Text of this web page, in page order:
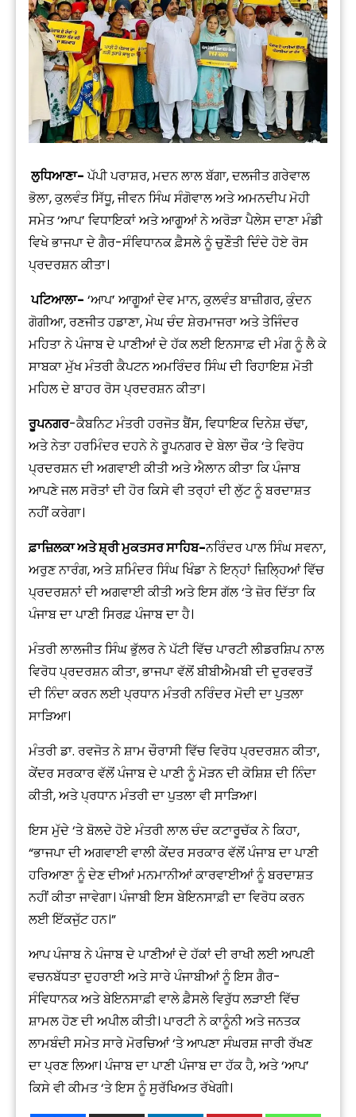
ਲੁਧਿਆਣਾ-ਪੱਪੀ ਪਰਾਸ਼ਰ, ਮਦਨ ਲਾਲ ਬੱਗਾ, ਦਲਜੀਤ ਗਰੇਵਾਲ
ਭੋਲਾ, ਕੁਲਵੰਤ ਸਿੱਧੂ, ਜੀਵਨ ਸਿੰਘ ਸੰਗੋਵਾਲ ਅਤੇ ਅਮਨਦੀਪ ਮੋਹੀ
ਸਮੇਤ ‘ਆਪ’ ਵਿਧਾਇਕਾਂ ਅਤੇ ਆਗੂਆਂ ਨੇ ਅਰੋੜਾ ਪੈਲੇਸ ਦਾਣਾ ਮੰਡੀ
ਵਿਖੇ ਭਾਜਪਾ ਦੇ ਗੈਰ-ਸੰਵਿਧਾਨਕ ਫ਼ੈਸਲੇ ਨੂੰ ਚੁਣੌਤੀ ਦਿੰਦੇ ਹੋਏ ਰੋਸ
ਪ੍ਰਦਰਸ਼ਨ ਕੀਤਾ।
ਪਟਿਆਲਾ- ‘ਆਪ’ ਆਗੂਆਂ ਦੇਵ ਮਾਨ, ਕੁਲਵੰਤ ਬਾਜ਼ੀਗਰ, ਕੁੰਦਨ
ਗੋਗੀਆ, ਰਣਜੀਤ ਹਡਾਣਾ, ਮੇਘ ਚੰਦ ਸ਼ੇਰਮਾਜਰਾ ਅਤੇ ਤੇਜਿੰਦਰ
ਮਹਿਤਾ ਨੇ ਪੰਜਾਬ ਦੇ ਪਾਣੀਆਂ ਦੇ ਹੱਕ ਲਈ ਇਨਸਾਫ਼ ਦੀ ਮੰਗ ਨੂੰ ਲੈ ਕੇ
ਸਾਬਕਾ ਮੁੱਖ ਮੰਤਰੀ ਕੈਪਟਨ ਅਮਰਿੰਦਰ ਸਿੰਘ ਦੀ ਰਿਹਾਇਸ਼ ਮੋਤੀ
ਮਹਿਲ ਦੇ ਬਾਹਰ ਰੋਸ ਪ੍ਰਦਰਸ਼ਨ ਕੀਤਾ।
ਰੂਪਨਗਰ-ਕੈਬਨਿਟ ਮੰਤਰੀ ਹਰਜੋਤ ਬੈਂਸ, ਵਿਧਾਇਕ ਦਿਨੇਸ਼ ਚੱਢਾ,
ਅਤੇ ਨੇਤਾ ਹਰਮਿੰਦਰ ਦਹਨੇ ਨੇ ਰੂਪਨਗਰ ਦੇ ਬੇਲਾ ਚੌਕ ‘ਤੇ ਵਿਰੋਧ
ਪ੍ਰਦਰਸ਼ਨ ਦੀ ਅਗਵਾਈ ਕੀਤੀ ਅਤੇ ਐਲਾਨ ਕੀਤਾ ਕਿ ਪੰਜਾਬ
ਆਪਣੇ ਜਲ ਸਰੋਤਾਂ ਦੀ ਹੋਰ ਕਿਸੇ ਵੀ ਤਰ੍ਹਾਂ ਦੀ ਲੁੱਟ ਨੂੰ ਬਰਦਾਸ਼ਤ
ਨਹੀਂ ਕਰੇਗਾ।
ਫ਼ਾਜ਼ਿਲਕਾ ਅਤੇ ਸ਼੍ਰੀ ਮੁਕਤਸਰ ਸਾਹਿਬ-ਨਰਿੰਦਰ ਪਾਲ ਸਿੰਘ ਸਵਨਾ,
ਅਰੁਣ ਨਾਰੰਗ, ਅਤੇ ਸ਼ਮਿੰਦਰ ਸਿੰਘ ਖਿੰਡਾ ਨੇ ਇਨ੍ਹਾਂ ਜ਼ਿਲ੍ਹਿਆਂ ਵਿੱਚ
ਪ੍ਰਦਰਸ਼ਨਾਂ ਦੀ ਅਗਵਾਈ ਕੀਤੀ ਅਤੇ ਇਸ ਗੱਲ ‘ਤੇ ਜ਼ੋਰ ਦਿੱਤਾ ਕਿ
ਪੰਜਾਬ ਦਾ ਪਾਣੀ ਸਿਰਫ਼ ਪੰਜਾਬ ਦਾ ਹੈ।
ਮੰਤਰੀ ਲਾਲਜੀਤ ਸਿੰਘ ਭੁੱਲਰ ਨੇ ਪੱਟੀ ਵਿੱਚ ਪਾਰਟੀ ਲੀਡਰਸ਼ਿਪ ਨਾਲ
ਵਿਰੋਧ ਪ੍ਰਦਰਸ਼ਨ ਕੀਤਾ, ਭਾਜਪਾ ਵੱਲੋਂ ਬੀਬੀਐਮਬੀ ਦੀ ਦੁਰਵਰਤੋਂ
ਦੀ ਨਿੰਦਾ ਕਰਨ ਲਈ ਪ੍ਰਧਾਨ ਮੰਤਰੀ ਨਰਿੰਦਰ ਮੋਦੀ ਦਾ ਪੁਤਲਾ
ਸਾੜਿਆ।
ਮੰਤਰੀ ਡਾ. ਰਵਜੋਤ ਨੇ ਸ਼ਾਮ ਚੌਰਾਸੀ ਵਿੱਚ ਵਿਰੋਧ ਪ੍ਰਦਰਸ਼ਨ ਕੀਤਾ,
ਕੇਂਦਰ ਸਰਕਾਰ ਵੱਲੋਂ ਪੰਜਾਬ ਦੇ ਪਾਣੀ ਨੂੰ ਮੋੜਨ ਦੀ ਕੋਸ਼ਿਸ਼ ਦੀ ਨਿੰਦਾ
ਕੀਤੀ, ਅਤੇ ਪ੍ਰਧਾਨ ਮੰਤਰੀ ਦਾ ਪੁਤਲਾ ਵੀ ਸਾੜਿਆ।
ਇਸ ਮੁੱਦੇ ‘ਤੇ ਬੋਲਦੇ ਹੋਏ ਮੰਤਰੀ ਲਾਲ ਚੰਦ ਕਟਾਰੂਚੱਕ ਨੇ ਕਿਹਾ,
“ਭਾਜਪਾ ਦੀ ਅਗਵਾਈ ਵਾਲੀ ਕੇਂਦਰ ਸਰਕਾਰ ਵੱਲੋਂ ਪੰਜਾਬ ਦਾ ਪਾਣੀ
ਹਰਿਆਣਾ ਨੂੰ ਦੇਣ ਦੀਆਂ ਮਨਮਾਨੀਆਂ ਕਾਰਵਾਈਆਂ ਨੂੰ ਬਰਦਾਸ਼ਤ
ਨਹੀਂ ਕੀਤਾ ਜਾਵੇਗਾ। ਪੰਜਾਬੀ ਇਸ ਬੇਇਨਸਾਫ਼ੀ ਦਾ ਵਿਰੋਧ ਕਰਨ
ਲਈ ਇੱਕਜੁੱਟ ਹਨ।”
ਆਪ ਪੰਜਾਬ ਨੇ ਪੰਜਾਬ ਦੇ ਪਾਣੀਆਂ ਦੇ ਹੱਕਾਂ ਦੀ ਰਾਖੀ ਲਈ ਆਪਣੀ
ਵਚਨਬੱਧਤਾ ਦੁਹਰਾਈ ਅਤੇ ਸਾਰੇ ਪੰਜਾਬੀਆਂ ਨੂੰ ਇਸ ਗੈਰ-
ਸੰਵਿਧਾਨਕ ਅਤੇ ਬੇਇਨਸਾਫ਼ੀ ਵਾਲੇ ਫ਼ੈਸਲੇ ਵਿਰੁੱਧ ਲੜਾਈ ਵਿੱਚ
ਸ਼ਾਮਲ ਹੋਣ ਦੀ ਅਪੀਲ ਕੀਤੀ। ਪਾਰਟੀ ਨੇ ਕਾਨੂੰਨੀ ਅਤੇ ਜਨਤਕ
ਲਾਮਬੰਦੀ ਸਮੇਤ ਸਾਰੇ ਮੋਰਚਿਆਂ ‘ਤੇ ਆਪਣਾ ਸੰਘਰਸ਼ ਜਾਰੀ ਰੱਖਣ
ਦਾ ਪ੍ਰਣ ਲਿਆ। ਪੰਜਾਬ ਦਾ ਪਾਣੀ ਪੰਜਾਬ ਦਾ ਹੱਕ ਹੈ, ਅਤੇ ‘ਆਪ’
ਕਿਸੇ ਵੀ ਕੀਮਤ ‘ਤੇ ਇਸ ਨੂੰ ਸੁਰੱਖਿਅਤ ਰੱਖੇਗੀ। ‎